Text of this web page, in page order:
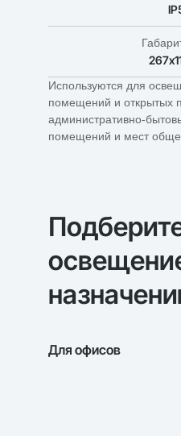
Используются для
помещений и открытых
административно-
помещений и мест
Для офисов